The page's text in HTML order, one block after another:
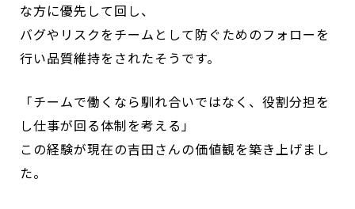
な方に優先して回し、
バグやリスクをチームとして防ぐためのフォローを
行い品質維持をされたそうです。
「チームで働くなら馴れ合いではなく、役割分担を
し仕事が回る体制を考える」
この経験が現在の吉田さんの価値観を築き上げまし
た。